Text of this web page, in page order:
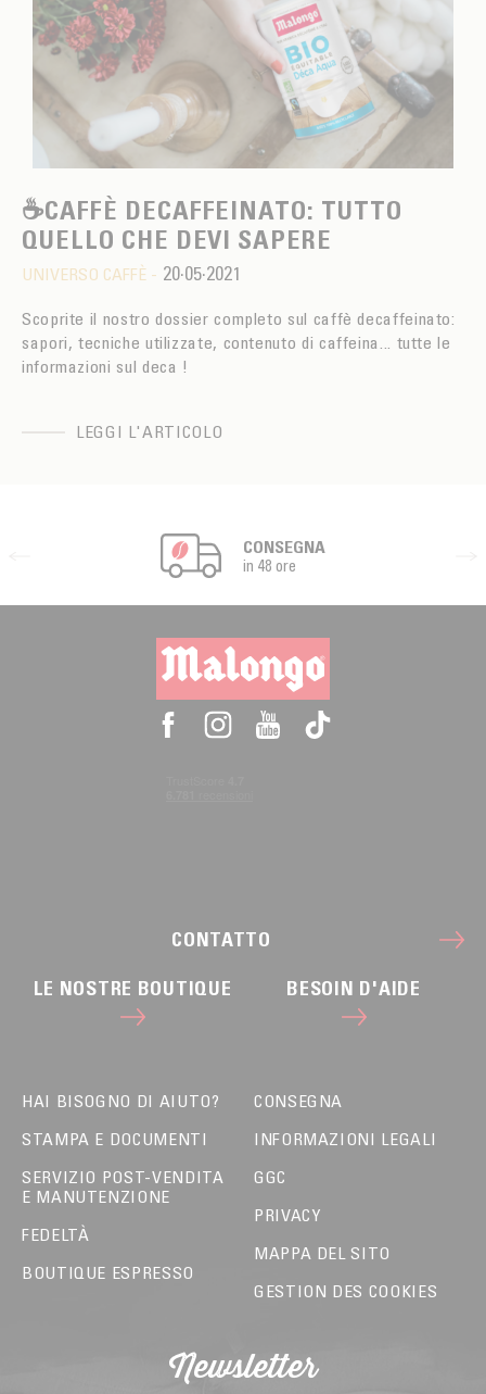
☕CAFFÈ DECAFFEINATO: TUTTO
QUELLO CHE DEVI SAPERE
UNIVERSO CAFFÈ - 20·05·2021
Scoprite il nostro dossier completo sul caffè decaffeinato:
sapori, tecniche utilizzate, contenuto di caffeina... tutte le
informazioni sul deca !
LEGGI L'ARTICOLO
CONSEGNA
in 48 ore
CONTATTO
LE NOSTRE BOUTIQUE BESOIN D'AIDE
HAI BISOGNO DI AIUTO?
STAMPA E DOCUMENTI
SERVIZIO POST-VENDITA
E MANUTENZIONE
FEDELTÀ
BOUTIQUE ESPRESSO
CONSEGNA
INFORMAZIONI LEGALI
GGC
PRIVACY
MAPPA DEL SITO
GESTION DES COOKIES
Newsletter